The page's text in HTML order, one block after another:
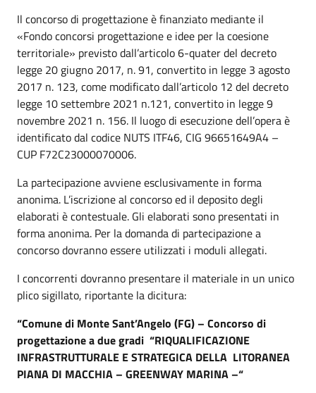
Il concorso di progettazione è finanziato mediante il
«Fondo concorsi progettazione e idee per la coesione
territoriale» previsto dall’articolo 6-quater del decreto
legge 20 giugno 2017, n. 91, convertito in legge 3 agosto
2017 n. 123, come modificato dall’articolo 12 del decreto
legge 10 settembre 2021 n.121, convertito in legge 9
novembre 2021 n. 156. Il luogo di esecuzione dell’opera è
identificato dal codice NUTS ITF46, CIG 96651649A4 –
CUP F72C23000070006.
La partecipazione avviene esclusivamente in forma
anonima. L’iscrizione al concorso ed il deposito degli
elaborati è contestuale. Gli elaborati sono presentati in
forma anonima. Per la domanda di partecipazione a
concorso dovranno essere utilizzati i moduli allegati.
I concorrenti dovranno presentare il materiale in un unico
plico sigillato, riportante la dicitura:
“Comune di Monte Sant’Angelo (FG) – Concorso di
progettazione a due gradi “RIQUALIFICAZIONE
INFRASTRUTTURALE E STRATEGICA DELLA LITORANEA
PIANA DI MACCHIA – GREENWAY MARINA –“